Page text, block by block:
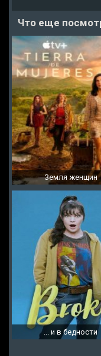
Что еще
Земля женщин
... и в бедности